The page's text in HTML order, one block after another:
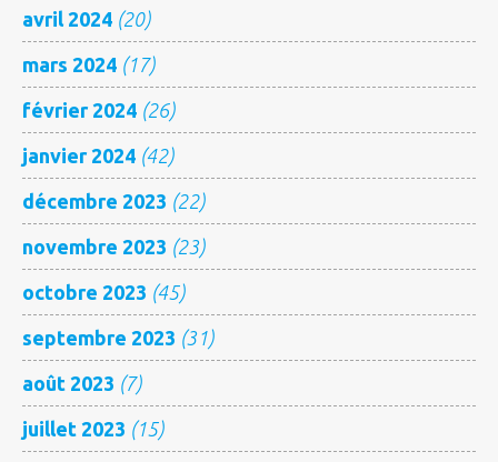
avril 2024 (20)
mars 2024 (17)
février 2024 (26)
janvier 2024 (42)
décembre 2023 (22)
novembre 2023 (23)
octobre 2023 (45)
septembre 2023 (31)
août 2023 (7)
juillet 2023 (15)